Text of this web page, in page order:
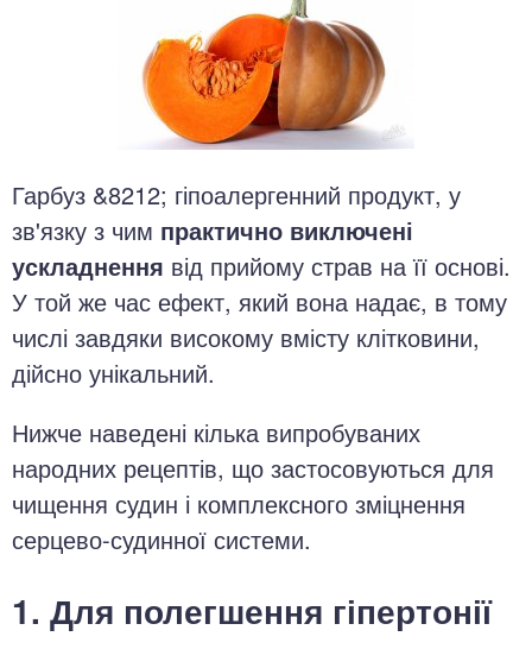
Гарбуз &8212; гіпоалергенний продукт, у
зв'язку з чим практично виключені
ускладнення від прийому страв на її основі.
У той же час ефект, який вона надає, в тому
числі завдяки високому вмісту клітковини,
дійсно унікальний.
Нижче наведені кілька випробуваних
народних рецептів, що застосовуються для
чищення судин і комплексного зміцнення
серцево-судинної системи.
1. Для полегшення гіпертонії